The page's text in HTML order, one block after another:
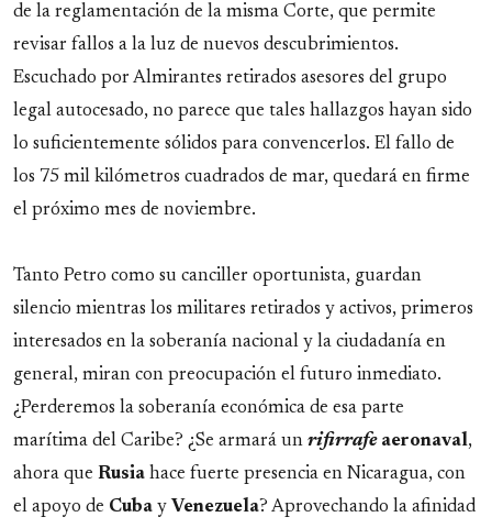
de la reglamentación de la misma Corte, que permite
revisar fallos a la luz de nuevos descubrimientos.
Escuchado por Almirantes retirados asesores del grupo
legal autocesado, no parece que tales hallazgos hayan sido
lo suficientemente sólidos para convencerlos. El fallo de
los 75 mil kilómetros cuadrados de mar, quedará en firme
el próximo mes de noviembre.
Tanto Petro como su canciller oportunista, guardan
silencio mientras los militares retirados y activos, primeros
interesados en la soberanía nacional y la ciudadanía en
general, miran con preocupación el futuro inmediato.
¿Perderemos la soberanía económica de esa parte
marítima del Caribe? ¿Se armará un rifirrafe aeronaval,
ahora que Rusia hace fuerte presencia en Nicaragua, con
el apoyo de Cuba y Venezuela? Aprovechando la afinidad